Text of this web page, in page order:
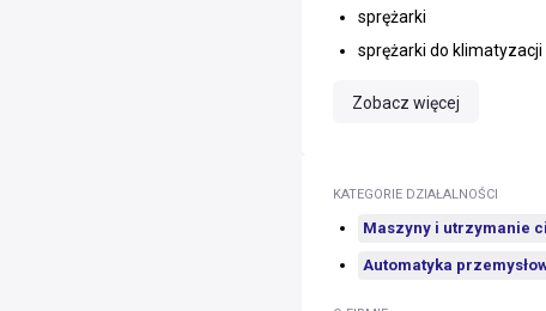
sprężarki
sprężarki do klimatyzacji
Zobacz więcej
KATEGORIE DZIAŁALNOŚCI
Maszyny i utrzymanie
Automatyka